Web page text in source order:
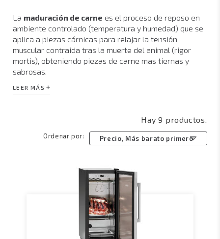
La maduración de carne es el proceso de reposo en
ambiente controlado (temperatura y humedad) que se
aplica a piezas cárnicas para relajar la tensión
muscular contraida tras la muerte del animal (rigor
mortis), obteniendo piezas de carne mas tiernas y
sabrosas.
Lascámaras de maduración de carne
restaurantes especializados en carnes
que quieran mantener grandes piezas
cárnicas en un proceso de maduración y/o maceración
mientras son expuestas.
maduradores de carnepermiten obtener
las condiciones de temperatura y humedad óptimas
para una excelente maduración. Poseen un
termostato y humidostato electrónico para el
control de la temperatura y la humedad
relativa del interior de la cámara, permitiendo así una
excelente maduración de los productos cárnicos.
LEER MÁS
Hay 9 productos.
Ordenar por: Precio, Más barato primero